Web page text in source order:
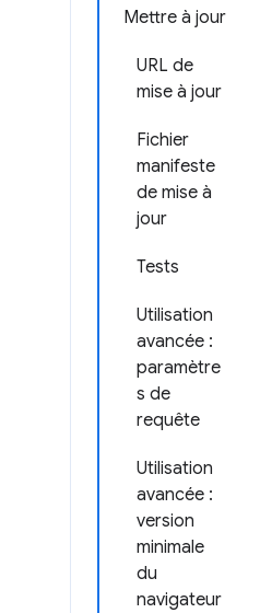
Mettre à jour
URL de
mise à jour
Fichier
manifeste
de mise à
jour
Tests
Utilisation
avancée :
paramètre
s de
requête
Utilisation
avancée :
version
minimale
du
navigateur